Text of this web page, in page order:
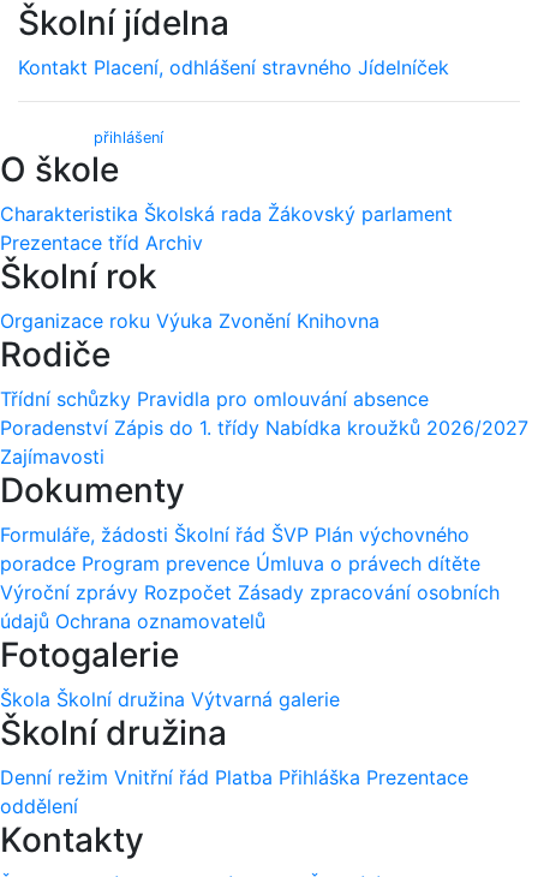
Školní jídelna
Kontakt Placení, odhlášení stravného Jídelníček
přihlášení)
O škole
Charakteristika Školská rada Žákovský parlament
Prezentace tříd Archiv
Školní rok
Organizace roku Výuka Zvonění Knihovna
Rodiče
Třídní schůzky Pravidla pro omlouvání absence
Poradenství Zápis do 1. třídy Nabídka kroužků 2026/2027
Zajímavosti
Dokumenty
Formuláře, žádosti Školní řád ŠVP Plán výchovného
poradce Program prevence Úmluva o právech dítěte
Výroční zprávy Rozpočet Zásady zpracování osobních
údajů Ochrana oznamovatelů
Fotogalerie
Škola Školní družina Výtvarná galerie
Školní družina
Denní režim Vnitřní řád Platba Přihláška Prezentace
oddělení
Kontakty